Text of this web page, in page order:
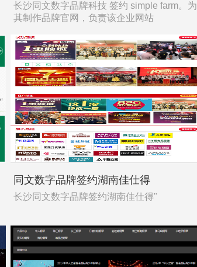
长沙同文数字品牌科技 签约 simple farm。为
其制作品牌官网，负责该企业网站
同文数字品牌签约湖南佳仕得
长沙同文数字品牌签约湖南佳仕得"